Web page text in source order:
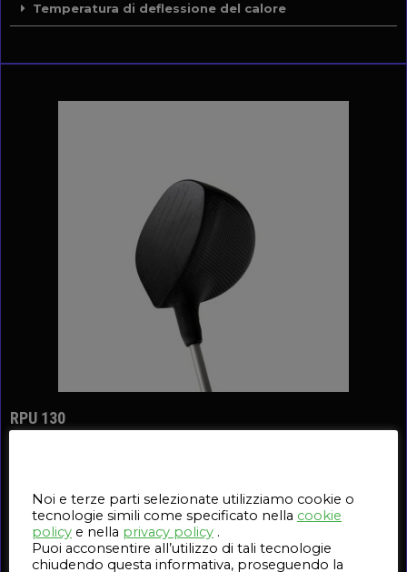
Temperatura di deflessione del calore
RPU 130
Paragonabile a: Nylon
Noi e terze parti selezionate utilizziamo cookie o
tecnologie simili come specificato nella cookie
policy e nella privacy policy .
Puoi acconsentire all’utilizzo di tali tecnologie
chiudendo questa informativa, proseguendo la